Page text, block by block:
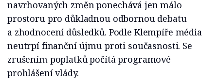
navrhovaných změn ponechává jen málo
prostoru pro důkladnou odbornou debatu
a zhodnocení důsledků. Podle Klempíře média
neutrpí finanční újmu proti současnosti. Se
zrušením poplatků počítá programové
prohlášení vlády.